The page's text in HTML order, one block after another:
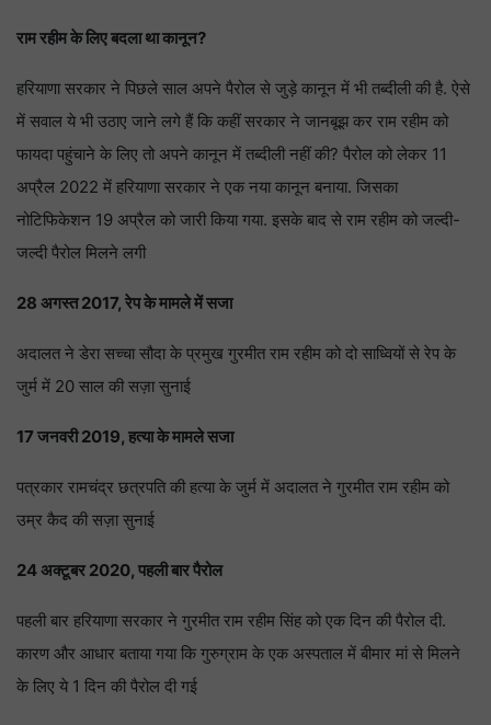
राम रहीम के लिए बदला था कानून?
हरियाणा सरकार ने पिछले साल अपने पैरोल से जुड़े कानून में भी तब्दीली की है. ऐसे
में सवाल ये भी उठाए जाने लगे हैं कि कहीं सरकार ने जानबूझ कर राम रहीम को
फायदा पहुंचाने के लिए तो अपने कानून में तब्दीली नहीं की? पैरोल को लेकर 11
अप्रैल 2022 में हरियाणा सरकार ने एक नया कानून बनाया. जिसका
नोटिफिकेशन 19 अप्रैल को जारी किया गया. इसके बाद से राम रहीम को जल्दी-
जल्दी पैरोल मिलने लगी
28 अगस्त 2017, रेप के मामले में सजा
अदालत ने डेरा सच्चा सौदा के प्रमुख गुरमीत राम रहीम को दो साध्वियों से रेप के
जुर्म में 20 साल की सज़ा सुनाई
17 जनवरी 2019, हत्या के मामले सजा
पत्रकार रामचंद्र छत्रपति की हत्या के जुर्म में अदालत ने गुरमीत राम रहीम को
उम्र कैद की सज़ा सुनाई
24 अक्टूबर 2020, पहली बार पैरोल
पहली बार हरियाणा सरकार ने गुरमीत राम रहीम सिंह को एक दिन की पैरोल दी.
कारण और आधार बताया गया कि गुरुग्राम के एक अस्पताल में बीमार मां से मिलने
के लिए ये 1 दिन की पैरोल दी गई